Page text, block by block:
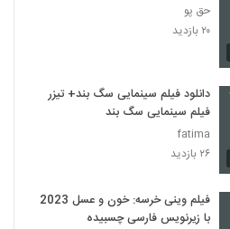
حق پو
۲۰ بازدید
دانلود فیلم سینمایی سگ بند+ تیزر
فیلم سینمایی سگ بند
fatima
۲۶ بازدید
فیلم وینی خرسه: خون و عسل 2023
با زیرنویس فارسی چسبیده